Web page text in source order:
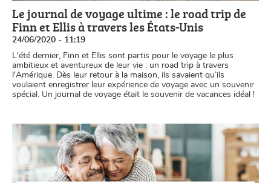
Le journal de voyage ultime : le road trip de
Finn et Ellis à travers les États-Unis
24/06/2020 - 11:19
L'été dernier, Finn et Ellis sont partis pour le voyage le plus
ambitieux et aventureux de leur vie : un road trip à travers
l'Amérique. Dès leur retour à la maison, ils savaient qu’ils
voulaient enregistrer leur expérience de voyage avec un souvenir
spécial. Un journal de voyage était le souvenir de vacances idéal !